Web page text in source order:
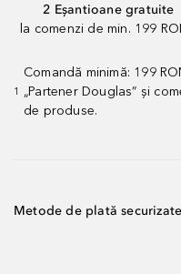
2 Eșantioane gratuite
la comenzi de min. 199
1
Comandă minimă: 199
„Partener Douglas” și
de produse.
Metode de plată securizate